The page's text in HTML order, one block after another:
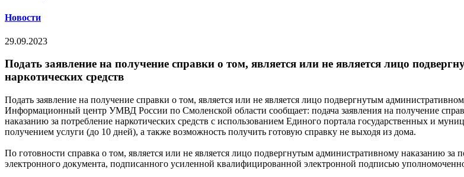
Новости
29.09.2023
Подать заявление на получение справки о том, является или не является лицо
наркотических средств
Подать заявление на получение справки о том, является или не является лицо подвергнутым
Информационный центр УМВД России по Смоленской области сообщает: подача заявления на получение
наказанию за потребление наркотических средств с использованием Единого портала государственных и
получением услуги (до 10 дней), а также возможность получить готовую справку не выходя из дома.
По готовности справка о том, является или не является лицо подвергнутым административному наказанию за
электронного документа, подписанного усиленной квалифицированной электронной подписью